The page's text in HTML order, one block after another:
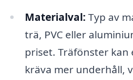
Materialval: Typ av
trä, PVC eller
priset. Träfönster kan
kräva mer underhåll,